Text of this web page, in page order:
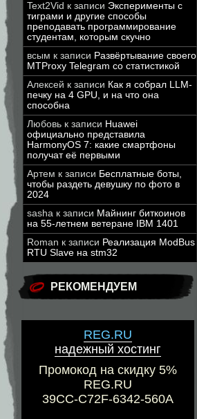
Text2Vid к записи Эксперименты с
тиграми и другие способы
преподавать программирование
студентам, которым скучно
всым к записи Развёртывание своего
MTProxy Telegram со статистикой
Алексей к записи Как я собрал LLM-
печку на 4 GPU, и на что она
способна
Любовь к записи Huawei
официально представила
HarmonyOS 7: какие смартфоны
получат её первыми
Артем к записи Бесплатные боты,
чтобы раздеть девушку по фото в
2024
sasha к записи Майнинг биткоинов
на 55-летнем ветеране IBM 1401
Roman к записи Реализация ModBus
RTU Slave на stm32
РЕКОМЕНДУЕМ
REG.RU
надежный хостинг
Промокод на скидку 5%
REG.RU
39CC-C72F-6342-560A